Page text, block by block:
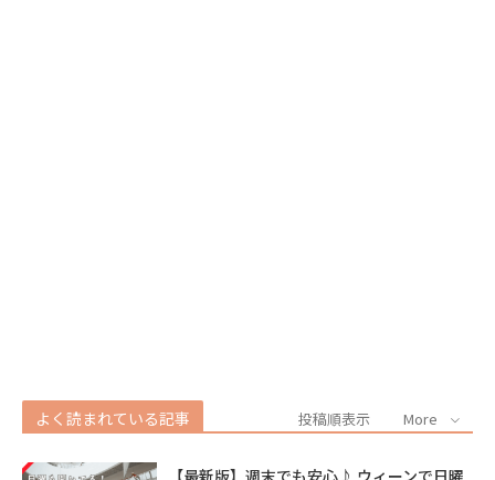
よく読まれている記事 投稿順表示 More
【最新版】週末でも安心♪ ウィーンで日曜